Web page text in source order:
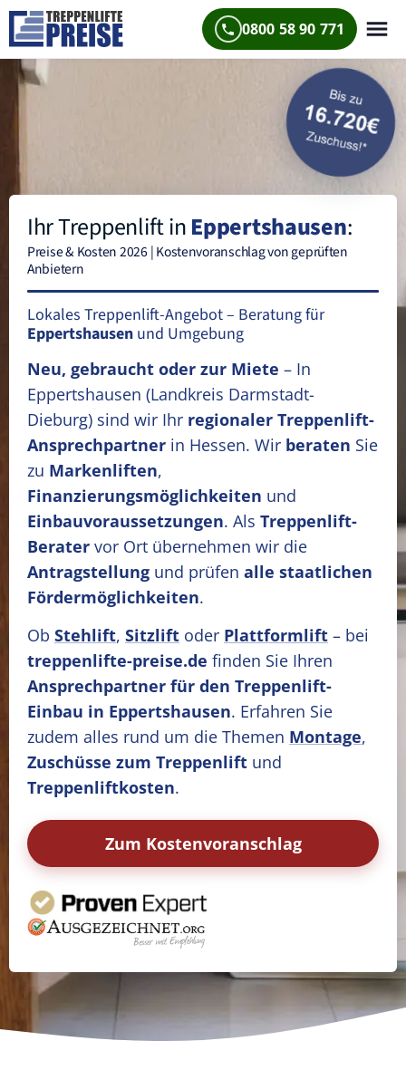
0800 58 90 771
Ihr Treppenlift inEppertshausen:
Preise & Kosten 2026 | Kostenvoranschlag von geprüften
Anbietern
Lokales Treppenlift-Angebot – Beratung für
Eppertshausen und Umgebung
Neu, gebraucht oder zur Miete – In
Eppertshausen (Landkreis Darmstadt-
Dieburg) sind wir Ihr regionaler Treppenlift-
Ansprechpartner in Hessen. Wir beraten Sie
zu Markenliften,
Finanzierungsmöglichkeiten und
Einbauvoraussetzungen. Als Treppenlift-
Berater vor Ort übernehmen wir die
Antragstellung und prüfen alle staatlichen
Fördermöglichkeiten.
Ob Stehlift, Sitzlift oder Plattformlift – bei
treppenlifte-preise.de finden Sie Ihren
Ansprechpartner für den Treppenlift-
Einbau in Eppertshausen. Erfahren Sie
zudem alles rund um die Themen Montage,
Zuschüsse zum Treppenlift und
Treppenliftkosten.
Zum Kostenvoranschlag